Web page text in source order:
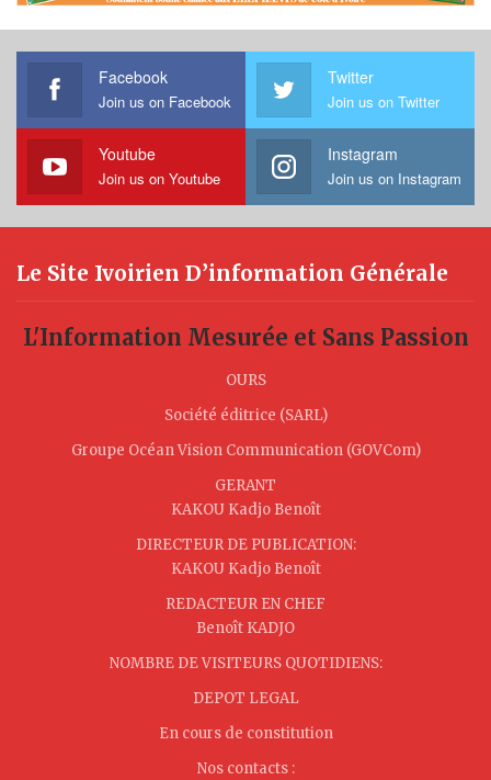
Facebook
Join us on Facebook
Twitter
Join us on Twitter
Youtube
Join us on Youtube
Instagram
Join us on Instagram
Le Site Ivoirien D’information Générale
L'Information Mesurée et Sans Passion
OURS
Société éditrice (SARL)
Groupe Océan Vision Communication (GOVCom)
GERANT
KAKOU Kadjo Benoît
DIRECTEUR DE PUBLICATION:
KAKOU Kadjo Benoît
REDACTEUR EN CHEF
Benoît KADJO
NOMBRE DE VISITEURS QUOTIDIENS:
DEPOT LEGAL
En cours de constitution
Nos contacts :